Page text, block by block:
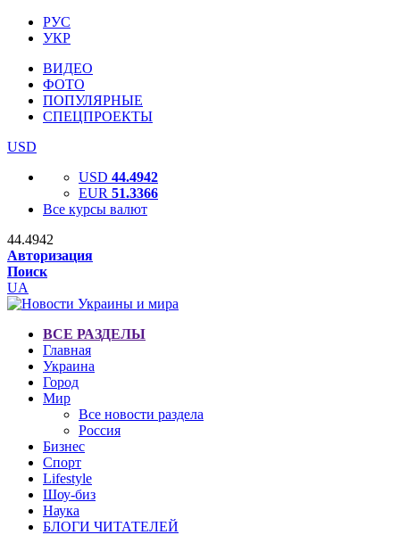
РУС
УКР
ВИДЕО
ФОТО
ПОПУЛЯРНЫЕ
СПЕЦПРОЕКТЫ
USD
USD 44.4942
EUR 51.3366
Все курсы валют
44.4942
Авторизация
Поиск
UA
ВСЕ РАЗДЕЛЫ
Главная
Украина
Город
Мир
Все новости раздела
Россия
Бизнес
Спорт
Lifestyle
Шоу-биз
Наука
БЛОГИ ЧИТАТЕЛЕЙ